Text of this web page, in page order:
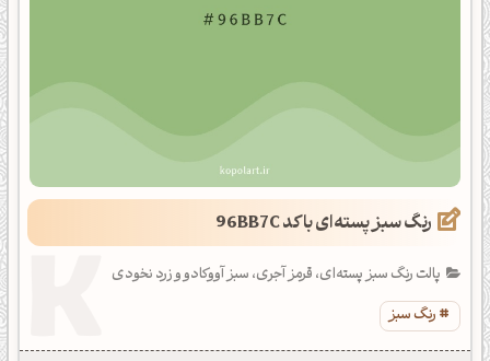
رنگ سبز پسته‌ای با کد 96BB7C
پالت رنگ سبز پسته‌ای، قرمز آجری، سبز آووکادو و زرد نخودی
رنگ سبز